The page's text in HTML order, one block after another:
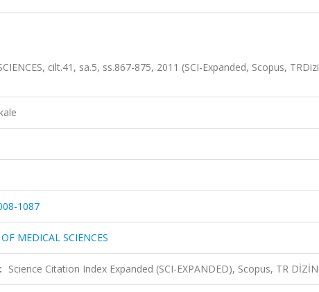
cilt.41, sa.5, ss.867-875, 2011 (SCI-Expanded, Scopus,
1087
MEDICAL SCIENCES
Science Citation Index Expanded (SCI-EXPANDED), Scopus, TR